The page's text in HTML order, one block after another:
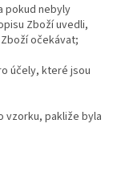
pokud nebyly
Zboží uvedli,
očekávat;
účely, které jsou
vzorku, pakliže byla